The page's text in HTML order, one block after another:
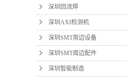
深圳回流焊
深圳AXI检测机
深圳SMT周边设备
深圳SMT周边配件
深圳智能制造